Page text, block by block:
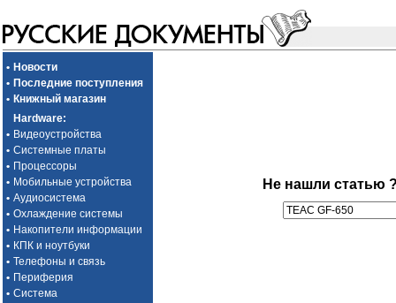
• Новости
• Последние поступления
• Книжный магазин
Hardware:
• Видеоустройства
• Системные платы
• Процессоры
• Мобильные устройства
• Аудиосистема
• Охлаждение системы
• Накопители информации
• КПК и ноутбуки
• Телефоны и связь
• Периферия
• Система
Не нашли статью